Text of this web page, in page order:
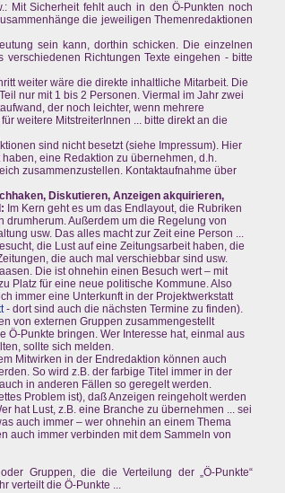
Mit Sicherheit fehlt auch in den Ö-Punkten noch
die jeweiligen Themenredaktionen
sein kann, dorthin schicken. Die einzelnen
Richtungen Texte eingehen - bitte
weiter wäre die direkte inhaltliche Mitarbeit. Die
nur mit 1 bis 2 Personen. Viermal im Jahr zwei
der noch leichter, wenn mehrere
weitere MitstreiterInnen ... bitte direkt an die
sind nicht besetzt (siehe Impressum). Hier
eine Redaktion zu übernehmen, d.h.
zusammenzustellen. Kontaktaufnahme über
Diskutieren, Anzeigen akquirieren,
Im Kern geht es um das Endlayout, die Rubriken
drumherum. Außerdem um die Regelung von
usw. Das alles macht zur Zeit eine Person ...
die Lust auf eine Zeitungsarbeit haben, die
die auch mal verschiebbar sind usw.
Die ist ohnehin einen Besuch wert – mit
Platz für eine neue politische Kommune. Also
immer eine Unterkunft in der Projektwerkstatt
- dort sind auch die nächsten Termine zu finden).
von externen Gruppen zusammengestellt
Punkte bringen. Wer Interesse hat, einmal aus
sollte sich melden.
Mitwirken in der Endredaktion können auch
So wird z.B. der farbige Titel immer in der
in anderen Fällen so geregelt werden.
Problem ist), daß Anzeigen reingeholt werden
hat Lust, z.B. eine Branche zu übernehmen ... sei
auch immer – wer ohnehin an einem Thema
auch immer verbinden mit dem Sammeln von
Gruppen, die die Verteilung der „Ö-Punkte“
verteilt die Ö-Punkte ...